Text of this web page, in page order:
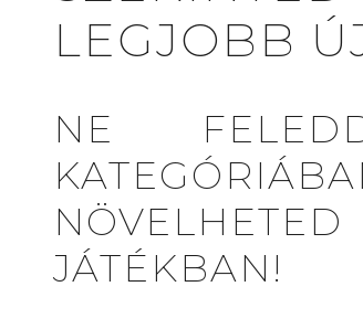
LEGJOBB
NE
JÁTÉKBAN!